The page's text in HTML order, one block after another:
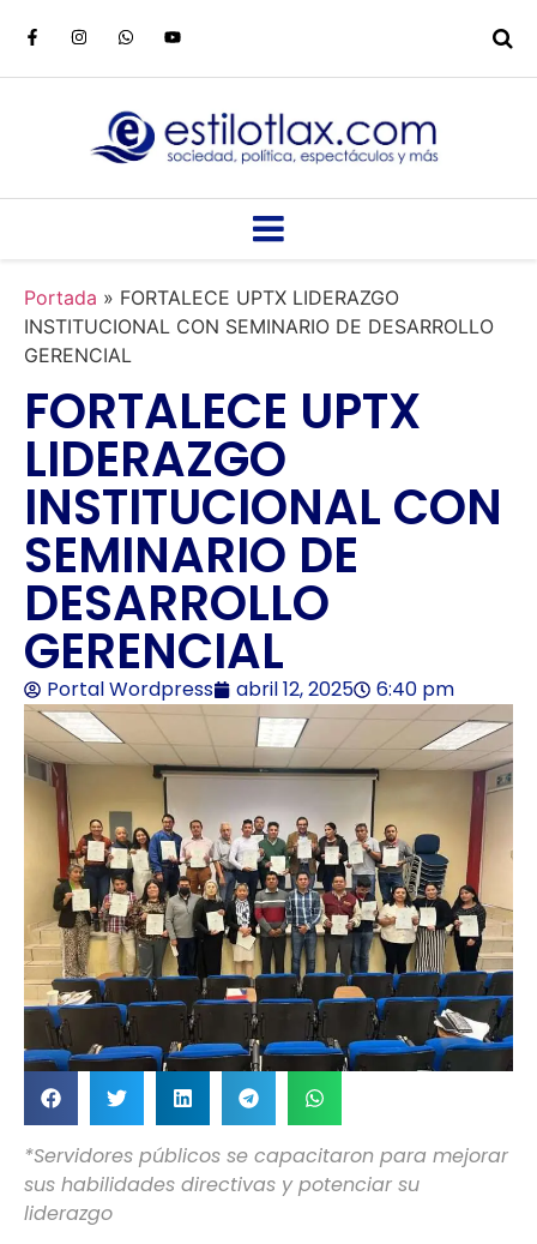
Portada » FORTALECE UPTX LIDERAZGO
INSTITUCIONAL CON SEMINARIO DE DESARROLLO
GERENCIAL
FORTALECE UPTX
LIDERAZGO
INSTITUCIONAL CON
SEMINARIO DE
DESARROLLO
GERENCIAL
Portal Wordpress abril 12, 2025 6:40 pm
*Servidores públicos se capacitaron para mejorar
sus habilidades directivas y potenciar su
liderazgo